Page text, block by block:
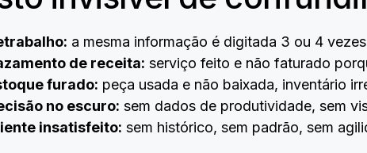
a mesma informação é digitada 3 ou 4
de receita: serviço feito e não faturado
furado: peça usada e não baixada, inventário
no escuro: sem dados de produtividade, sem
insatisfeito: sem histórico, sem padrão, sem